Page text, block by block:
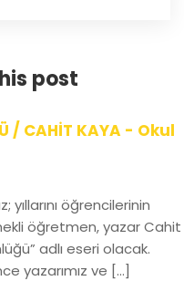
post
/ CAHİT KAYA - Okul
öğrencilerinin
öğretmen, yazar Cahit
adlı eseri olacak.
yazarımız ve […]